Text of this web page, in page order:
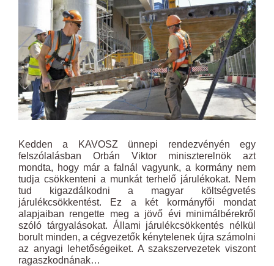
Kedden a KAVOSZ ünnepi rendezvényén egy
felszólalásban Orbán Viktor miniszterelnök azt
mondta, hogy már a falnál vagyunk, a kormány nem
tudja csökkenteni a munkát terhelő járulékokat. Nem
tud kigazdálkodni a magyar költségvetés
járulékcsökkentést. Ez a két kormányfői mondat
alapjaiban rengette meg a jövő évi minimálbérekről
szóló tárgyalásokat. Állami járulékcsökkentés nélkül
borult minden, a cégvezetők kénytelenek újra számolni
az anyagi lehetőségeiket. A szakszervezetek viszont
ragaszkodnának…